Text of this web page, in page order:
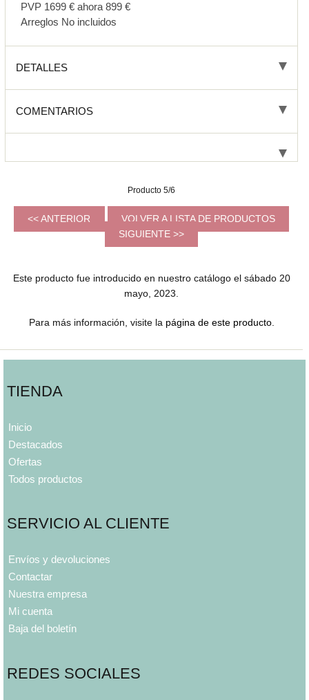
PVP 1699 € ahora 899 €
Arreglos No incluidos
DETALLES
COMENTARIOS
Producto 5/6
<< ANTERIOR
VOLVER A LISTA DE PRODUCTOS
SIGUIENTE >>
Este producto fue introducido en nuestro catálogo el sábado 20
mayo, 2023.
Para más información, visite la página de este producto.
TIENDA
Inicio
Destacados
Ofertas
Todos productos
SERVICIO AL CLIENTE
Envíos y devoluciones
Contactar
Nuestra empresa
Mi cuenta
Baja del boletín
REDES SOCIALES